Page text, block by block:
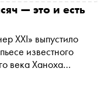
сейчас
сразу двух
и Камерного
Петербурге,
драматург.
постановке, о его
театре и о
— это и есть
XXI» выпустило
известного
века Ханоха
играют